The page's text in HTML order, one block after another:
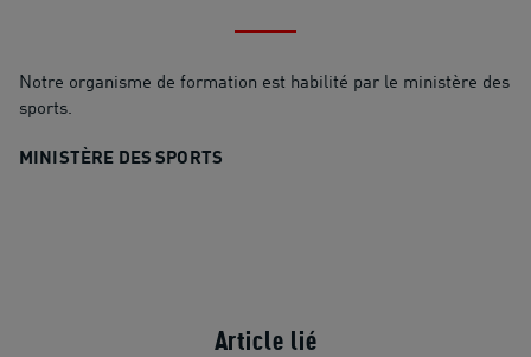
Notre organisme de formation est habilité par le ministère des
sports.
MINISTÈRE DES SPORTS
Article lié